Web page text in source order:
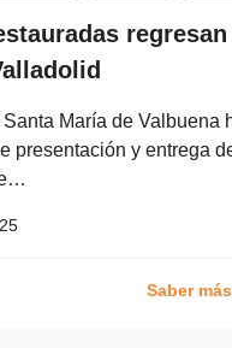
regresan
María de Valbuena
presentación y entrega
Saber más